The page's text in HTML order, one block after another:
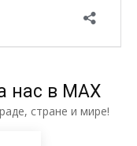
нас в МАХ
стране и мире!